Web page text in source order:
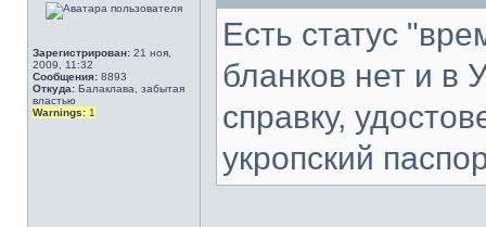
Зарегистрирован: 21 ноя,
2009, 11:32
Сообщения: 8893
Откуда: Балаклава, забытая
властью
Warnings: 1
Есть статус
бланков нет и
справку,
укропский